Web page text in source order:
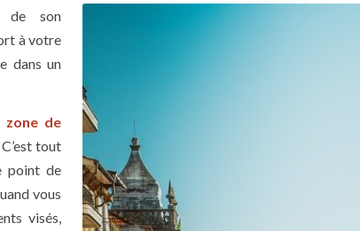
de son
à votre
dans un
zone de
tout
point de
vous
visés,